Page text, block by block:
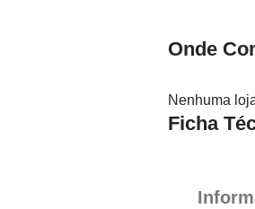
Onde
Nenhuma
Ficha